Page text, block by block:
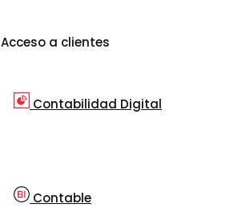
Acceso a clientes
Contabilidad Digital
Contable